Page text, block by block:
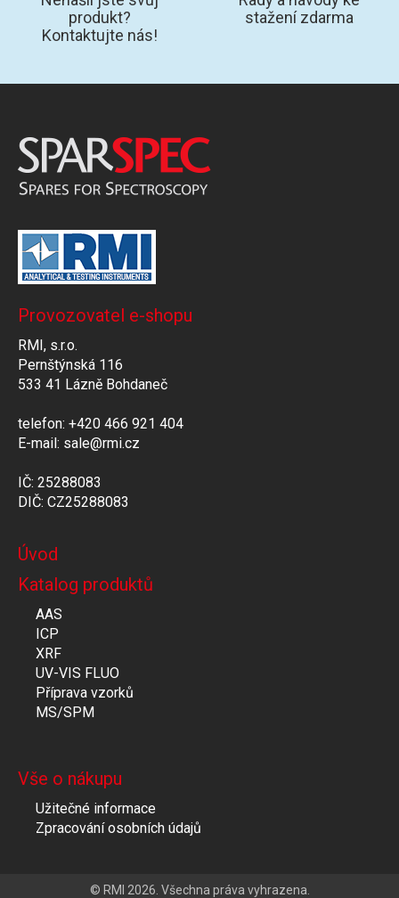
produkt?
Kontaktujte nás!
stažení zdarma
Provozovatel e-shopu
RMI, s.r.o.
Pernštýnská 116
533 41 Lázně Bohdaneč
telefon: +420 466 921 404
E-mail: sale@rmi.cz
IČ: 25288083
DIČ: CZ25288083
Úvod
Katalog produktů
AAS
ICP
XRF
UV-VIS FLUO
Příprava vzorků
MS/SPM
Vše o nákupu
Užitečné informace
Zpracování osobních údajů
© RMI 2026. Všechna práva vyhrazena.